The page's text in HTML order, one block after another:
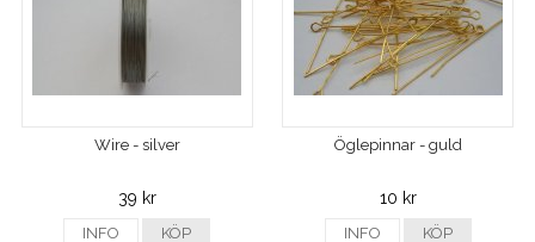
Wire - silver
39 kr
INFO KÖP
Öglepinnar - guld
10 kr
INFO KÖP